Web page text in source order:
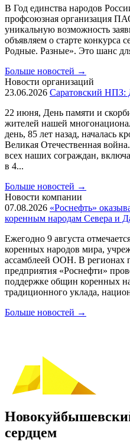
В Год единства народов
профсоюзная организация
уникальную возможность
объявляем о старте конкурса
Родные. Разные». Это шанс
Больше новостей →
Новости организаций
23.06.2026 Саратовский НПЗ:
22 июня, День памяти и
жителей нашей
день, 85 лет назад, началась
Великая Отечественная
всех наших сограждан,
в 4...
Больше новостей →
Новости компании
07.08.2026 «Роснефть»
коренным народам Севера и
Ежегодно 9 августа
коренных народов мира,
ассамблеей ООН. В регионах
предприятия «Роснефти»
поддержке общин коренных
традиционного уклада,
Больше новостей →
сердцем